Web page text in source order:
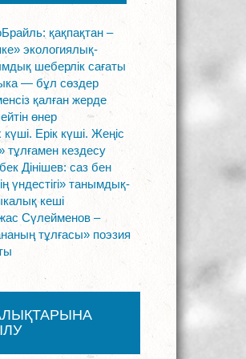
қақпақтан –
экологиялық-
шеберлік сағаты
— бұл сөздер
қалған жерде
өнер
Ерік күші. Жеңіс
тұлғамен кездесу
Дінішев: саз бен
үндестігі» танымдық-
кеші
Сүлейменов –
тұлғасы» поэзия